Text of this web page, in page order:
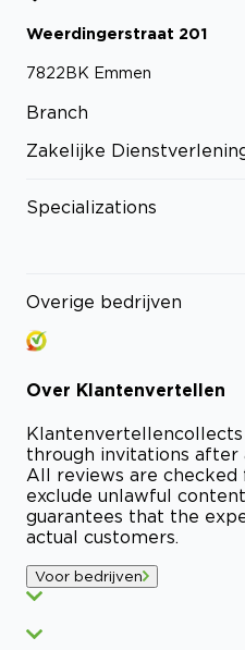
Weerdingerstraat 201
7822BK Emmen
Branch
Zakelijke
Specializations
Overige bedrijven
Over Klantenvertellen
Klantenvertellencollects
through invitations after
All reviews are
exclude unlawful
guarantees that the
actual customers.
Voor bedrijven